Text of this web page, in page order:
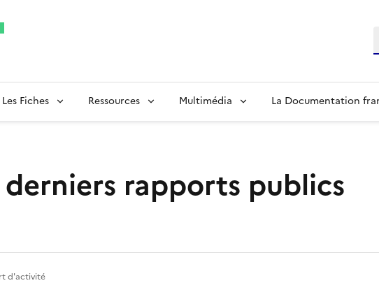
Les Fiches Ressources Multimédia La Documentation
derniers rapports publics
d'activité